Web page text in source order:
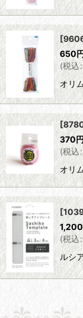
650
(税込:
オリ
370
(税込:
オリ
1,200
(税込:
ルシ